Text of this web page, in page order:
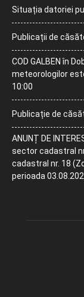
Situația datoriei
Publicații de
COD GALBEN în
meteorologilor
10:00
Publicație de
ANUNȚ DE
sector cadastral
cadastral nr. 18
perioada